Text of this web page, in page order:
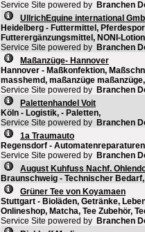
Service Site powered by Branchen
UllrichEquine international
Heidelberg - Futtermittel,
Futterergänzungsmittel, NONI-
Service Site powered by Branchen
Maßanzüge- Hannover
Hannover - Maßkonfektion,
masshemd, maßanzüge
Service Site powered by Branchen
Palettenhandel Voit
Köln - Logistik, - Paletten,
Service Site powered by Branchen
1a Traumauto
Regensdorf -
Service Site powered by Branchen
August Kuhfuss Nachf.
Braunschweig - Technischer
Grüner Tee von Koyamaen
Stuttgart - Bioläden, Getränke,
Onlineshop, Matcha, Tee Zubehör,
Service Site powered by Branchen